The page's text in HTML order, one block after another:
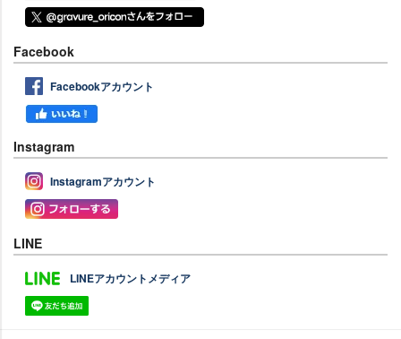
Facebook
Facebookアカウント
Instagram
Instagramアカウント
LINE
LINEアカウントメディア